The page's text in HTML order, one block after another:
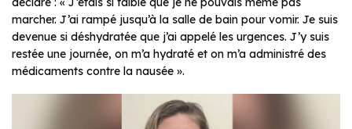
marcher. J’ai rampé jusqu’à la salle de bain pour vomir. Je suis
devenue si déshydratée que j’ai appelé les urgences. J’y suis
restée une journée, on m’a hydraté et on m’a administré des
médicaments contre la nausée ».